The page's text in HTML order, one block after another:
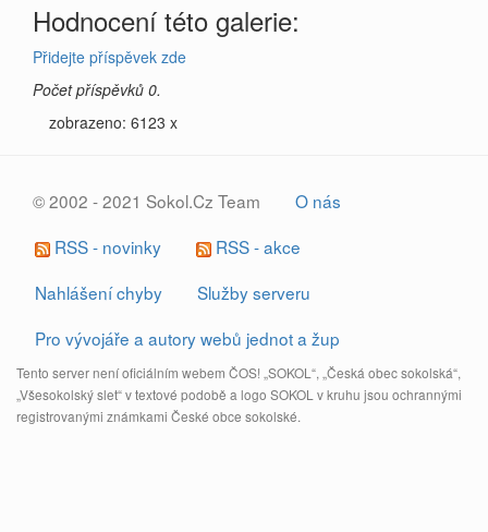
Hodnocení této galerie:
Přidejte příspěvek zde
Počet příspěvků 0.
zobrazeno: 6123 x
© 2002 - 2021 Sokol.Cz Team
O nás
RSS - novinky
RSS - akce
Nahlášení chyby
Služby serveru
Pro vývojáře a autory webů jednot a žup
Tento server není oficiálním webem ČOS! „SOKOL“, „Česká obec sokolská“,
„Všesokolský slet“ v textové podobě a logo SOKOL v kruhu jsou ochrannými
registrovanými známkami České obce sokolské.